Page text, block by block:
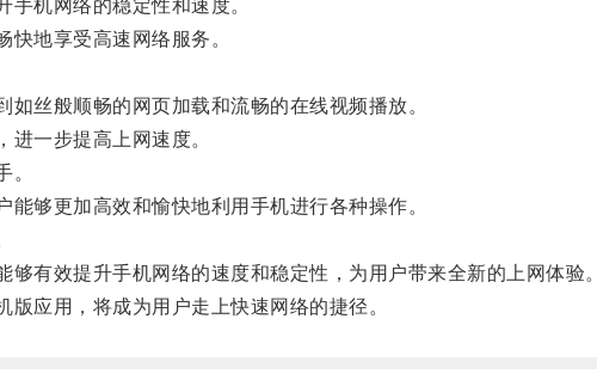
机网络的稳定性和速度。
地享受高速网络服务。
丝般顺畅的网页加载和流畅的在线视频播放。
一步提高上网速度。
够更加高效和愉快地利用手机进行各种操作。
效提升手机网络的速度和稳定性，为用户带来全新的上网体验。
应用，将成为用户走上快速网络的捷径。